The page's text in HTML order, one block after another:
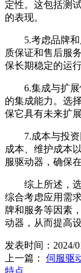
定性。这包括测
的表现。
5.考虑品牌
质保证和售后服
保长期稳定的运行
6.集成与扩
的集成能力。选
保它具有未来扩
7.成本与投
成本、维护成本
服驱动器，确保
综上所述，
综合考虑应用需
牌和服务等因素
动器，从而提高
发表时间：2024/
上一篇： 伺服驱
特点